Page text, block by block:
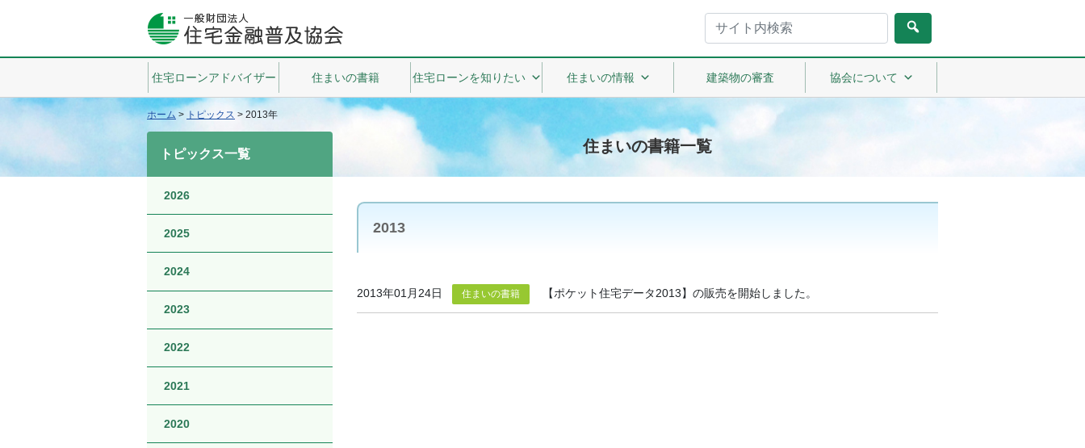
住宅ローンアドバイザー
住まいの書籍 住宅ローンを知りたい 住まいの情報 建築物の審査 協会について
ホーム > トピックス > 2013年
住まいの書籍一覧
2013
2013年01月24日 住まいの書籍 【ポケット住宅データ2013】の販売を開始しました。
トピックス一覧
2026
2025
2024
2023
2022
2021
2020